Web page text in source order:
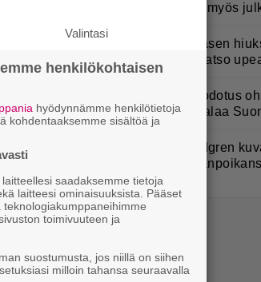
tehneet
kysymyksiä myös
Kerttu Rissasen
lyhyeksi – katso
25 vuoden odotus
rockyhtye palaa
Helena Lindgren
ikäisen
Valintasi
henkilökohtaisen
hyödynnämme henkilötietoja
kohdentaaksemme sisältöä ja
saadaksemme tietoja
laitteesi ominaisuuksista. Pääset
toimivuuteen ja
suostumusta, jos niillä on siihen
milloin tahansa seuraavalla